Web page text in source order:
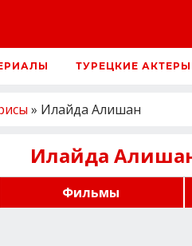
ТУРЕЦКИЕ АКТЕРЫ
» Илайда Алишан
Илайда
Фильмы